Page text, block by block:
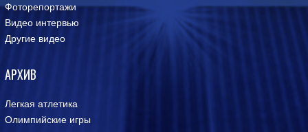
Фоторепортажи
Видео интервью
Другие видео
АРХИВ
Легкая атлетика
Олимпийские игры